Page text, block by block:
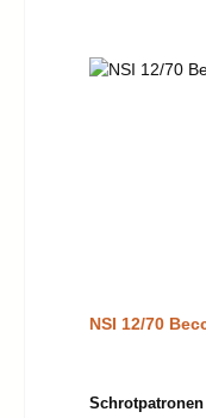
NSI 12/70
Schrotpatronen